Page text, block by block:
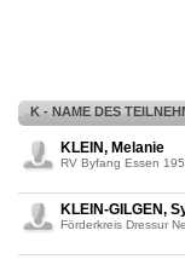
K - NAME DES
KLEIN, Melanie
RV Byfang Essen
KLEIN-GILGEN,
Förderkreis Dressur